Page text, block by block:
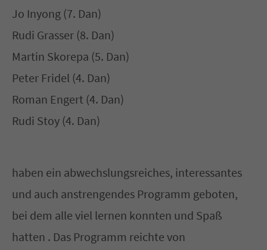
Have any questions?
Drop us a line
info@yourdomain.com
About us
adipiscing elit.
massa. Cum sociis natoque penatibus et
magnis dis parturient montes, nascetur
Jo Inyong (7. Dan)
Rudi Grasser (8. Dan)
Martin Skorepa (5. Dan)
Peter Fridel (4. Dan)
Roman Engert (4. Dan)
Rudi Stoy (4. Dan)
haben ein abwechslungsreiches, interessantes
und auch anstrengendes Programm geboten,
bei dem alle viel lernen konnten und Spaß
hatten . Das Programm reichte von